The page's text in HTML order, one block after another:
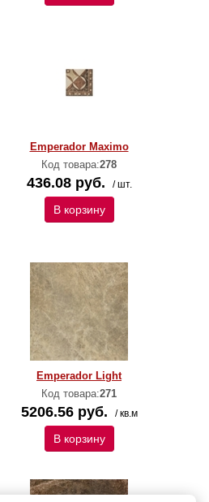
Emperador Maximo
Код товара:278
436.08 руб. / шт.
В корзину
Emperador Light
Код товара:271
5206.56 руб. / кв.м
В корзину